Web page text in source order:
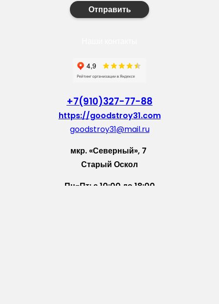
Отправить
+7(910)327-77-88
https://goodstroy31.com
goodstroy31@mail.ru
мкр. «Северный», 7
Старый Оскол
Пн-Пт: с 10:00 до 18:00